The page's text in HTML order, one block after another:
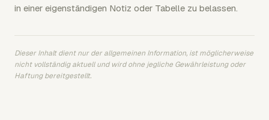
in einer eigenständigen Notiz oder Tabelle zu belassen.
Dieser Inhalt dient nur der allgemeinen Information, ist möglicherweise
nicht vollständig aktuell und wird ohne jegliche Gewährleistung oder
Haftung bereitgestellt.